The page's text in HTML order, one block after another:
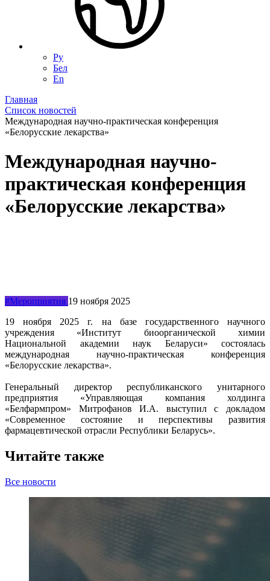
Ру
Бел
En
Главная
Список новостей
Международная научно-практическая конференция
«Белорусские лекарства»
Международная научно-
практическая конференция
«Белорусские лекарства»
#Мероприятия 19 ноября 2025
19 ноября 2025 г. на базе государственного научного
учреждения «Институт биоорганической химии
Национальной академии наук Беларуси» состоялась
международная научно-практическая конференция
«Белорусские лекарства».
Генеральный директор республиканского унитарного
предприятия «Управляющая компания холдинга
«Белфармпром» Митрофанов И.А. выступил с докладом
«Современное состояние и перспективы развития
фармацевтической отрасли Республики Беларусь».
Читайте также
Все новости